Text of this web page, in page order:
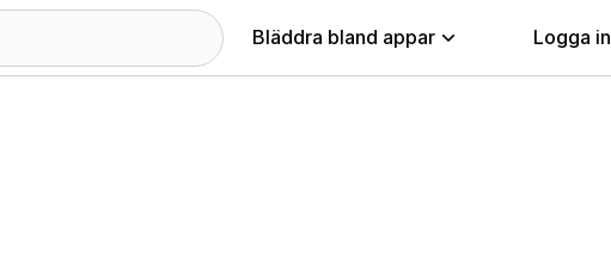
Bläddra bland appar Logga in